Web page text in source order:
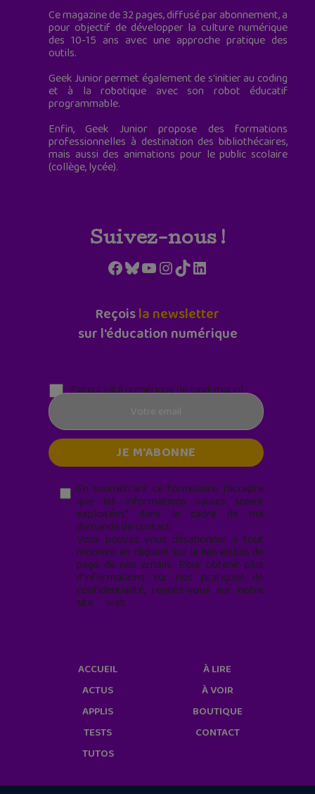
Ce magazine de 32 pages, diffusé par abonnement, a
pour objectif de développer la culture numérique
des 10-15 ans avec une approche pratique des
outils.
Geek Junior permet également de s'initier au coding
et à la robotique avec son robot éducatif
programmable.
Enfin, Geek Junior propose des formations
professionnelles à destination des bibliothécaires,
mais aussi des animations pour le public scolaire
(collège, lycée).
Suivez-nous !
Facebook
Bluesky
YouTube
Instagram
TikTokLinkedIn
Reçoisla newsletter
sur l'éducation numérique
Parentalité numérique (le lundi matin)
En soumettant ce formulaire, j’accepte
que les informations saisies soient
exploitées* dans le cadre de ma
demande de contact.
Vous pouvez vous désabonner à tout
moment en cliquant sur le lien en bas de
page de nos emails. Pour obtenir plus
d'informations sur nos pratiques de
confidentialité, rendez-vous sur notre
site web
ACCUEIL
ACTUS
APPLIS
TESTS
TUTOS
À LIRE
À VOIR
BOUTIQUE
CONTACT